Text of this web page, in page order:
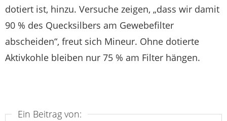
dotiert ist, hinzu. Versuche zeigen, „dass wir damit
90 % des Quecksilbers am Gewebefilter
abscheiden“, freut sich Mineur. Ohne dotierte
Aktivkohle bleiben nur 75 % am Filter hängen.
Ein Beitrag von: